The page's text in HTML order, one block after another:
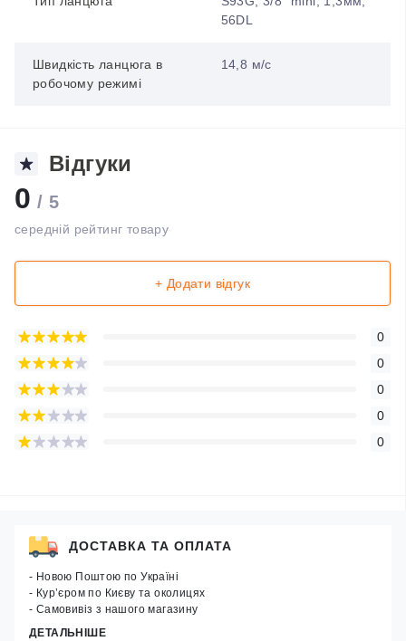
56DL
Швидкість ланцюга в
робочому режимі
14,8 м/с
Відгуки
0 / 5
середній рейтинг товару
+ Додати відгук
0
0
0
0
0
ДОСТАВКА ТА ОПЛАТА
- Новою Поштою по Україні
- Кур’єром по Києву та околицях
- Самовивіз з нашого магазину
ДЕТАЛЬНІШЕ